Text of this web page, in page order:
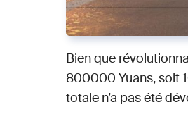
Bien que
800000 Yuans, soit
totale n’a pas été